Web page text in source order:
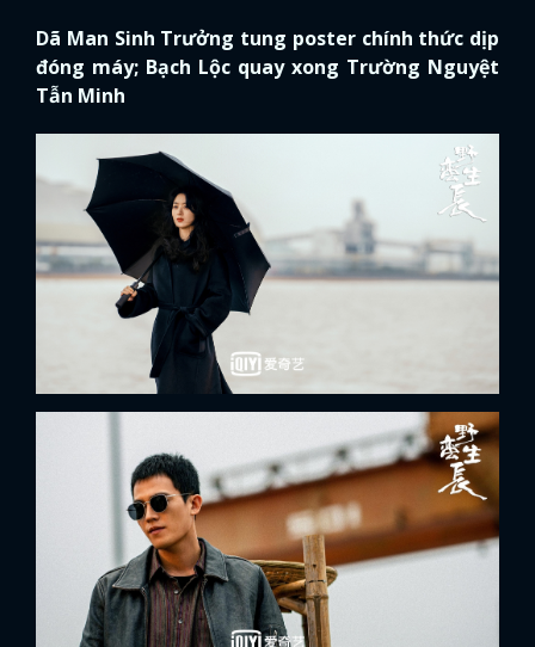
Dã Man Sinh Trưởng tung poster chính thức dịp
đóng máy; Bạch Lộc quay xong Trường Nguyệt
Tẫn Minh